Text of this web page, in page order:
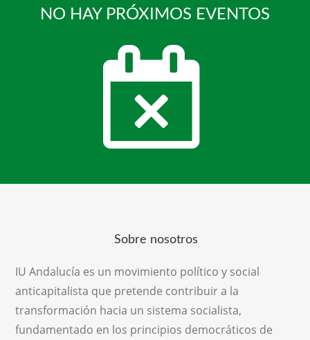
NO HAY PRÓXIMOS EVENTOS
Sobre nosotros
IU Andalucía es un movimiento político y social
anticapitalista que pretende contribuir a la
transformación hacia un sistema socialista,
fundamentado en los principios democráticos de